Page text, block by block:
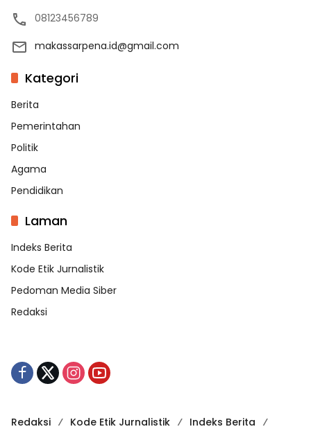
08123456789
makassarpena.id@gmail.com
Kategori
Berita
Pemerintahan
Politik
Agama
Pendidikan
Laman
Indeks Berita
Kode Etik Jurnalistik
Pedoman Media Siber
Redaksi
Redaksi Kode Etik Jurnalistik Indeks Berita